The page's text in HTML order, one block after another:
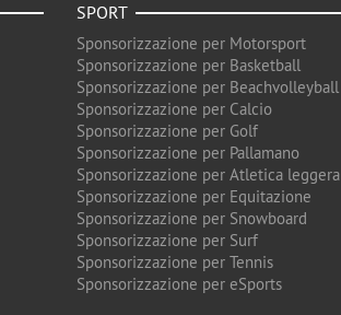
SPORT
Sponsorizzazione per Motorsport
Sponsorizzazione per Basketball
Sponsorizzazione per Beachvolleyball
Sponsorizzazione per Calcio
Sponsorizzazione per Golf
Sponsorizzazione per Pallamano
Sponsorizzazione per Atletica leggera
Sponsorizzazione per Equitazione
Sponsorizzazione per Snowboard
Sponsorizzazione per Surf
Sponsorizzazione per Tennis
Sponsorizzazione per eSports